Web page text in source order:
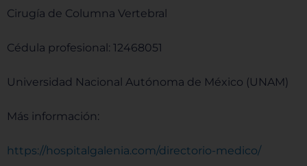
Cirugía de Columna Vertebral
Cédula profesional: 12468051
Universidad Nacional Autónoma de México (UNAM)
Más información:
⁠⁠⁠⁠⁠⁠https://hospitalgalenia.com/directorio-medico/⁠⁠⁠⁠⁠⁠